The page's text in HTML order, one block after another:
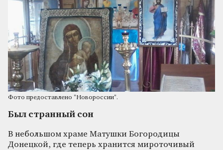
Фото предоставлено "Новороссии".
Был странный сон
В небольшом храме Матушки Богородицы
Донецкой, где теперь хранится мироточивый